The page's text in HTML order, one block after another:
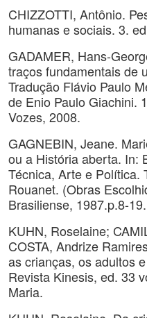
CHIZZOTTI, Antônio.
humanas e sociais. 3.
GADAMER, Hans-
traços fundamentais de
Tradução Flávio Paulo
de Enio Paulo Giachini.
Vozes, 2008.
GAGNEBIN, Jeane.
ou a História aberta. In:
Técnica, Arte e Política.
Rouanet. (Obras
Brasiliense, 1987.p.8-19.
KUHN, Roselaine;
COSTA, Andrize
as crianças, os adultos
Revista Kinesis, ed. 33
Maria.